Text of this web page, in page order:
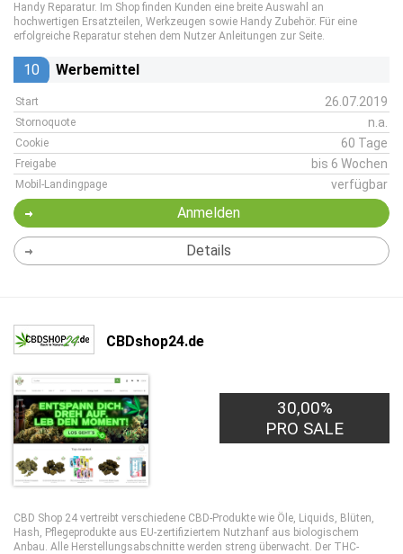
Handy Reparatur. Im Shop finden Kunden eine breite Auswahl an
hochwertigen Ersatzteilen, Werkzeugen sowie Handy Zubehör. Für eine
erfolgreiche Reparatur stehen dem Nutzer Anleitungen zur Seite.
10 Werbemittel
Start 26.07.2019
Stornoquote n.a.
Cookie 60 Tage
Freigabe bis 6 Wochen
Mobil-Landingpage verfügbar
Anmelden
Details
CBDshop24.de
30,00%
PRO SALE
CBD Shop 24 vertreibt verschiedene CBD-Produkte wie Öle, Liquids, Blüten,
Hash, Pflegeprodukte aus EU-zertifiziertem Nutzhanf aus biologischem
Anbau. Alle Herstellungsabschnitte werden streng überwacht. Der THC-